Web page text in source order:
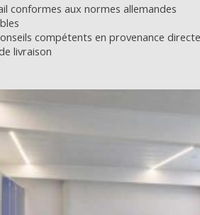
conformes aux normes allemandes
compétents en provenance
livraison